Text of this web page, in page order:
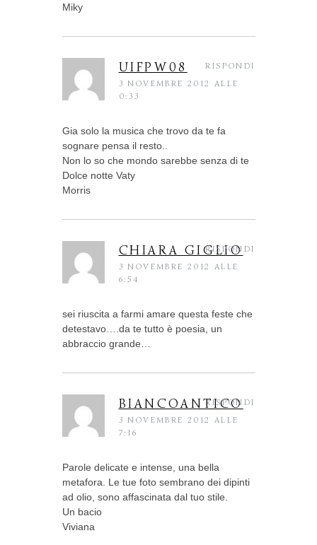
Miky
UIFPW08
3 NOVEMBRE 2012 ALLE
0:33
Gia solo la musica che trovo da te fa
sognare pensa il resto..
Non lo so che mondo sarebbe senza di te
Dolce notte Vaty
Morris
RISPONDI
CHIARA GIGLIO
3 NOVEMBRE 2012 ALLE
6:54
sei riuscita a farmi amare questa feste che
detestavo….da te tutto è poesia, un
abbraccio grande…
RISPONDI
BIANCOANTICO
3 NOVEMBRE 2012 ALLE
7:16
Parole delicate e intense, una bella
metafora. Le tue foto sembrano dei dipinti
ad olio, sono affascinata dal tuo stile.
Un bacio
Viviana
RISPONDI